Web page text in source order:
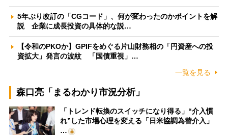
5年ぶり改訂の「CGコード」、何が変わったのかポイントを解
説 企業に成長投資の具体的な説…
【令和のPKOか】GPIFをめぐる片山財務相の「円資産への投
資拡大」発言の波紋 「国債重視」…
一覧を見る
森口亮「まるわかり市況分析」
「トレンド転換のスイッチになり得る」“介入慣
れ”した市場心理を変える「日米協調為替介入」
…